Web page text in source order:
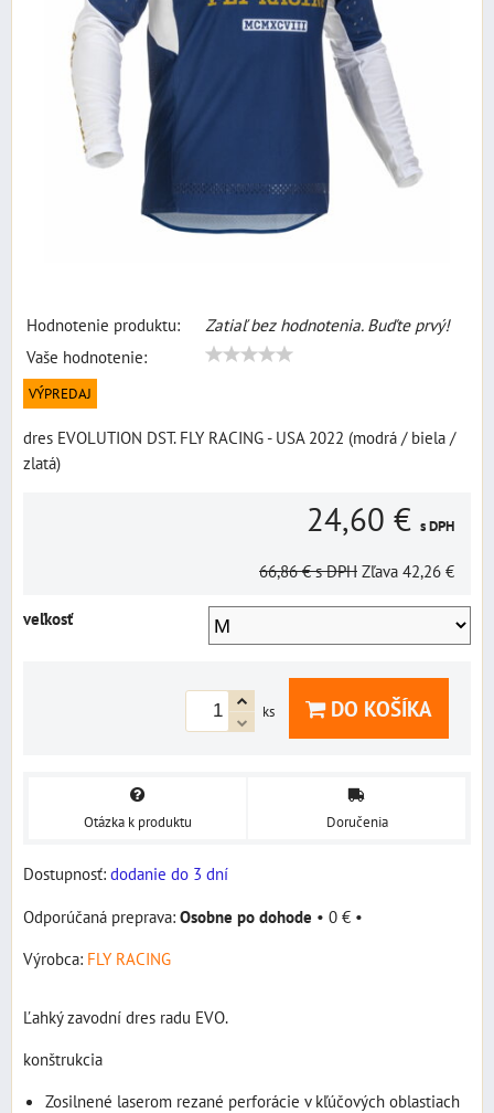
Hodnotenie produktu:
Zatiaľ bez hodnotenia. Buďte prvý!
Vaše hodnotenie:
VÝPREDAJ
dres EVOLUTION DST. FLY RACING - USA 2022 (modrá / biela /
zlatá)
24,60 € s DPH
66,86 € s DPH Zľava 42,26 €
veľkosť
ks DO KOŠÍKA
Otázka k produktu Doručenia
Dostupnosť: dodanie do 3 dní
Osobne po dohode • 0 € •
Výrobca: FLY RACING
Ľahký zavodní dres radu EVO.
konštrukcia
Zosilnené laserom rezané perforácie v kľúčových oblastiach